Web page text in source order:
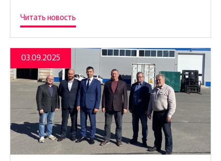
Читать новость
03.09.2025